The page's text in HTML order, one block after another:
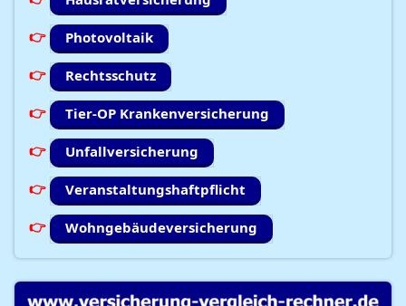
Photovoltaik
Rechtsschutz
Tier-OP Krankenversicherung
Unfallversicherung
Veranstaltungshaftpflicht
Wohngebäudeversicherung